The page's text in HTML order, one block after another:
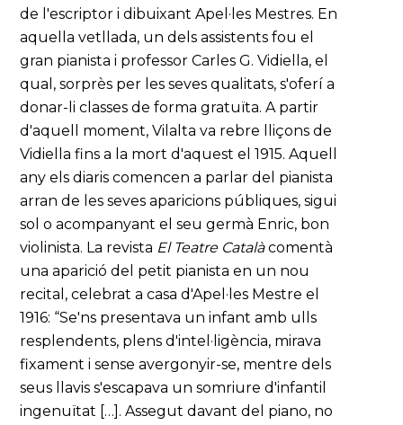
de l'escriptor i dibuixant Apel·les Mestres. En
aquella vetllada, un dels assistents fou el
gran pianista i professor Carles G. Vidiella, el
qual, sorprès per les seves qualitats, s'oferí a
donar-li classes de forma gratuïta. A partir
d'aquell moment, Vilalta va rebre lliçons de
Vidiella fins a la mort d'aquest el 1915. Aquell
any els diaris comencen a parlar del pianista
arran de les seves aparicions públiques, sigui
sol o acompanyant el seu germà Enric, bon
violinista. La revista El Teatre Catalàcomentà
una aparició del petit pianista en un nou
recital, celebrat a casa d'Apel·les Mestre el
1916: “Se'ns presentava un infant amb ulls
resplendents, plens d'intel·ligència, mirava
fixament i sense avergonyir-se, mentre dels
seus llavis s'escapava un somriure d'infantil
ingenuïtat […]. Assegut davant del piano, no